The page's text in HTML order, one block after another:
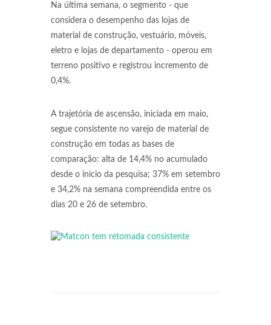
Na última semana, o segmento - que
considera o desempenho das lojas de
material de construção, vestuário, móveis,
eletro e lojas de departamento - operou em
terreno positivo e registrou incremento de
0,4%.
A trajetória de ascensão, iniciada em maio,
segue consistente no varejo de material de
construção em todas as bases de
comparação: alta de 14,4% no acumulado
desde o inicio da pesquisa; 37% em setembro
e 34,2% na semana compreendida entre os
dias 20 e 26 de setembro.